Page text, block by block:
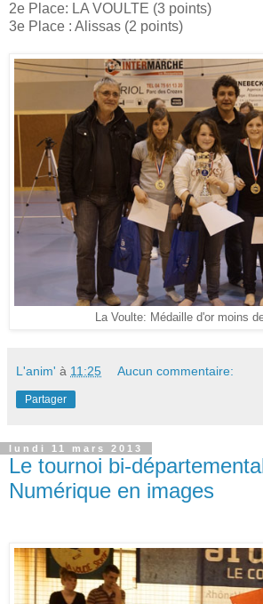
2e Place: LA VOULTE (3 points)
3e Place : Alissas (2 points)
La Voulte: Médaille d'or moins
L'anim' à 11:25 Aucun commentaire:
Partager
lundi 11 mars 2013
Le tournoi bi-
Numérique en images